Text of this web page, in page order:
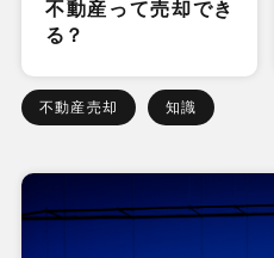
不動産って売却でき
る？
不動産売却 知識